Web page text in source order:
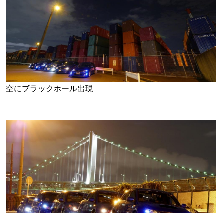
空にブラックホール出現